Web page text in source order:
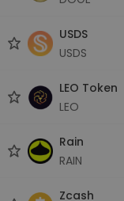
USDS
USDS
LEO Token
LEO
Rain
RAIN
Zcash